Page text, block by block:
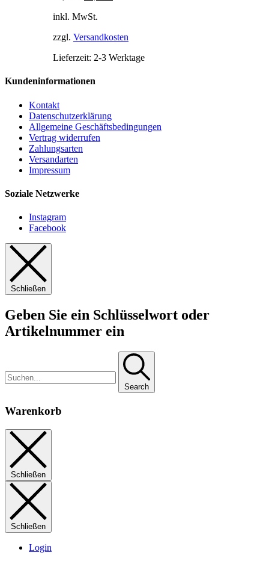
auf
der
Produktseite
war:
inkl. MwSt.
zzgl. Versandkosten
Lieferzeit: 2-3 Werktage
Kundeninformationen
Kontakt
Datenschutzerklärung
Allgemeine Geschäftsbedingungen
Vertrag widerrufen
Zahlungsarten
Versandarten
Impressum
Soziale Netzwerke
Instagram
Facebook
Schließen
Geben Sie ein Schlüsselwort oder
Artikelnummer ein
Search
Warenkorb
Schließen
Schließen
Login